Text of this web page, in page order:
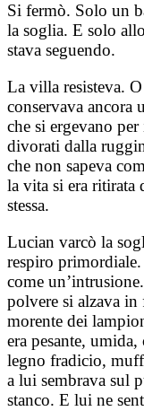
Si fermò. Solo un
la soglia. E solo
stava seguendo.
La villa resisteva.
conservava ancora
che si ergevano
divorati dalla
che non sapeva
la vita si era ritirata
stessa.
Lucian varcò la
respiro primordiale.
come
polvere si alzava
morente dei
era pesante,
legno fradicio,
a lui sembrava sul
stanco. E lui ne